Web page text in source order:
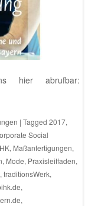
hier abrufbar:
| Tagged 2017,
Social
, Maßanfertigungen,
, Mode, Praxisleitfaden,
, traditionsWerk,
,
,